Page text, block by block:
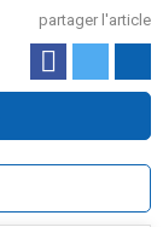
partager l'article